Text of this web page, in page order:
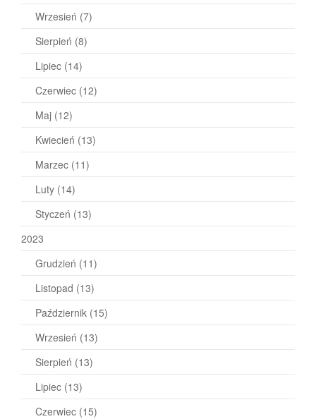
Wrzesień (7)
Sierpień (8)
Lipiec (14)
Czerwiec (12)
Maj (12)
Kwiecień (13)
Marzec (11)
Luty (14)
Styczeń (13)
2023
Grudzień (11)
Listopad (13)
Październik (15)
Wrzesień (13)
Sierpień (13)
Lipiec (13)
Czerwiec (15)